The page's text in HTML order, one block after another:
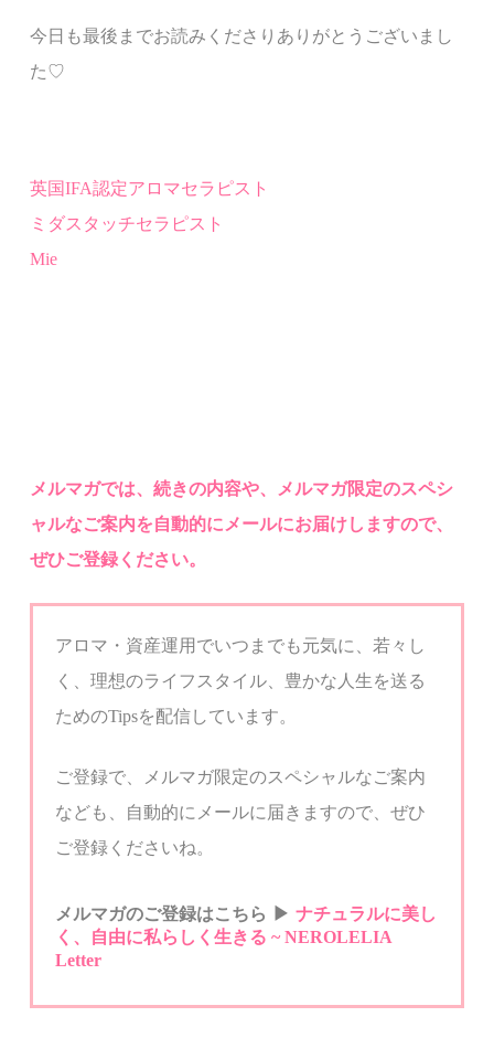
今日も最後までお読みくださりありがとうございまし
た♡
英国IFA認定アロマセラピスト
ミダスタッチセラピスト
Mie
メルマガでは、続きの内容や、メルマガ限定のスペシ
ャルなご案内を自動的にメールにお届けしますので、
ぜひご登録ください。
アロマ・資産運用でいつまでも元気に、若々し
く、理想のライフスタイル、豊かな人生を送る
ためのTipsを配信しています。
ご登録で、メルマガ限定のスペシャルなご案内
なども、自動的にメールに届きますので、ぜひ
ご登録くださいね。
メルマガのご登録はこちら ▶︎ ナチュラルに美し
く、自由に私らしく生きる ~ NEROLELIA
Letter